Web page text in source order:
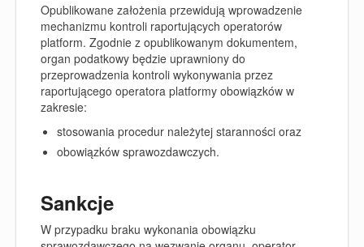
Opublikowane założenia przewidują wprowadzenie
mechanizmu kontroli raportujących operatorów
platform. Zgodnie z opublikowanym dokumentem,
organ podatkowy będzie uprawniony do
przeprowadzenia kontroli wykonywania przez
raportującego operatora platformy obowiązków w
zakresie:
stosowania procedur należytej staranności oraz
obowiązków sprawozdawczych.
Sankcje
W przypadku braku wykonania obowiązku